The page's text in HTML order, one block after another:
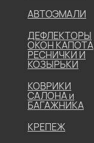
АВТОЭМАЛИ
ДЕФЛЕКТОРЫ
ОКОН КАПОТА
РЕСНИЧКИ И
КОЗЫРЬКИ
КОВРИКИ
САЛОНА и
БАГАЖНИКА
КРЕПЕЖ